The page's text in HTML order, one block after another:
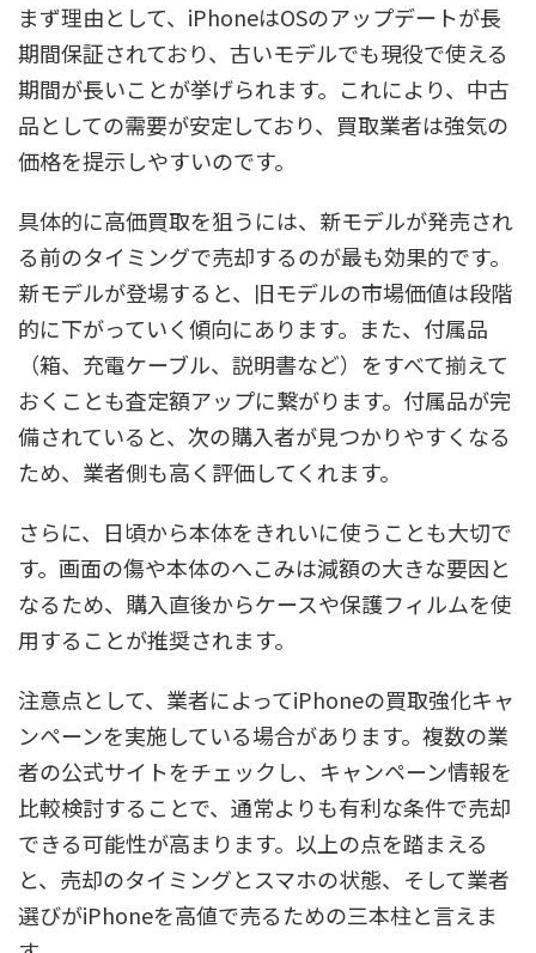
まず理由として、iPhoneはOSのアップデートが長
期間保証されており、古いモデルでも現役で使える
期間が長いことが挙げられます。これにより、中古
品としての需要が安定しており、買取業者は強気の
価格を提示しやすいのです。
具体的に高価買取を狙うには、新モデルが発売され
る前のタイミングで売却するのが最も効果的です。
新モデルが登場すると、旧モデルの市場価値は段階
的に下がっていく傾向にあります。また、付属品
（箱、充電ケーブル、説明書など）をすべて揃えて
おくことも査定額アップに繋がります。付属品が完
備されていると、次の購入者が見つかりやすくなる
ため、業者側も高く評価してくれます。
さらに、日頃から本体をきれいに使うことも大切で
す。画面の傷や本体のへこみは減額の大きな要因と
なるため、購入直後からケースや保護フィルムを使
用することが推奨されます。
注意点として、業者によってiPhoneの買取強化キャ
ンペーンを実施している場合があります。複数の業
者の公式サイトをチェックし、キャンペーン情報を
比較検討することで、通常よりも有利な条件で売却
できる可能性が高まります。以上の点を踏まえる
と、売却のタイミングとスマホの状態、そして業者
選びがiPhoneを高値で売るための三本柱と言えま